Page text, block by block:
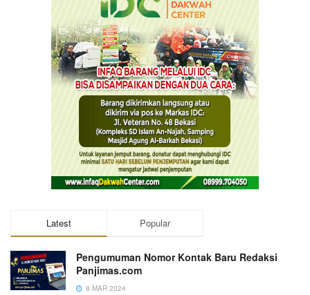
Latest Popular
Pengumuman Nomor Kontak Baru Redaksi
Panjimas.com
8 MAR 2024